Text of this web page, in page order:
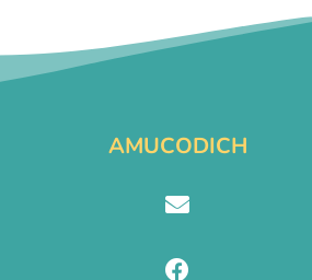
AMUCODICH